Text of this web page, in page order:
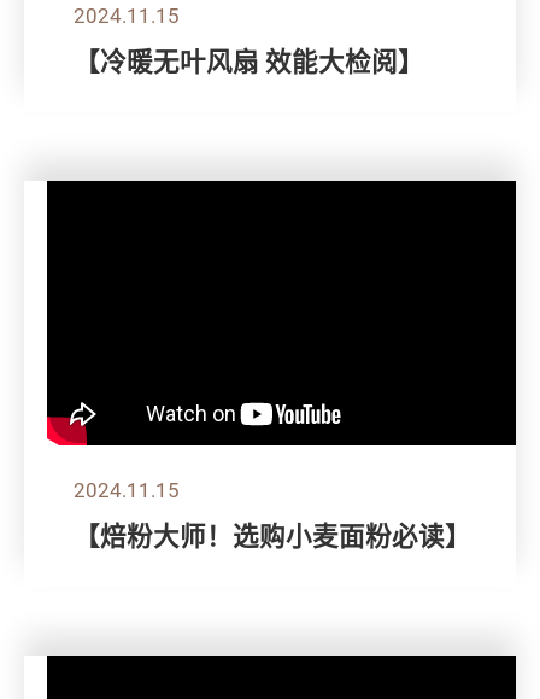
2024.11.15
【冷暖无叶风扇 效能大检阅】
2024.11.15
【焙粉大师！选购小麦面粉必读】